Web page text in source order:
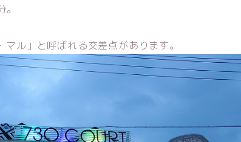
ル」と呼ばれる交差点があります。